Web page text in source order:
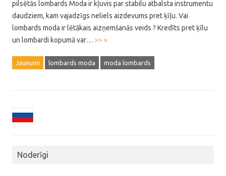
pilsētās lombards Moda ir kļuvis par stabilu atbalsta instrumentu
daudziem, kam vajadzīgs neliels aizdevums pret ķīļu. Vai
lombards moda ir lētākais aizņemšanās veids ? Kredīts pret ķīlu
un lombardi kopumā var… >> »
Jaunumi lombards moda moda lombards
Noderīgi